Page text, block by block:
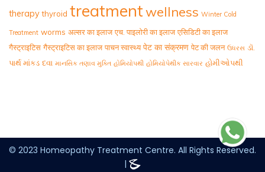
therapy thyroid treatmentwellness Winter Cold
Treatment worms अल्सर का इलाज एच. पाइलोरी का इलाज एसिडिटी का इलाज
गैस्ट्राइटिस गैस्ट्राइटिस का इलाज पाचन स्वास्थ्य पेट का संक्रमण पेट की जलन ઉધરસ ડૉ.
પાર્થ માંકડ દવા માનસિક તણાવ મુક્તિ હોમિયોપથી હોમિયોપેથીક સારવાર હોમીઓપથી
© 2023 Homeopathy Treatment Centre. All Rights Reserved.
|